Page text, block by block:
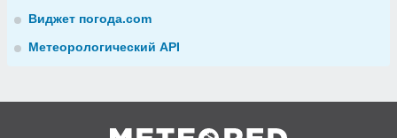
Виджет погода.com
Метеорологический API